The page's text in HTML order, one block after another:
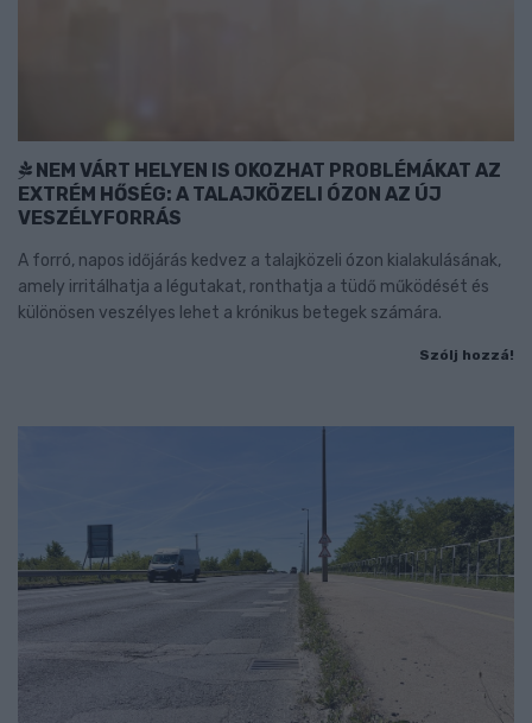
NEM VÁRT HELYEN IS OKOZHAT PROBLÉMÁKAT AZ
EXTRÉM HŐSÉG: A TALAJKÖZELI ÓZON AZ ÚJ
VESZÉLYFORRÁS
A forró, napos időjárás kedvez a talajközeli ózon kialakulásának,
amely irritálhatja a légutakat, ronthatja a tüdő működését és
különösen veszélyes lehet a krónikus betegek számára.
Szólj hozzá!